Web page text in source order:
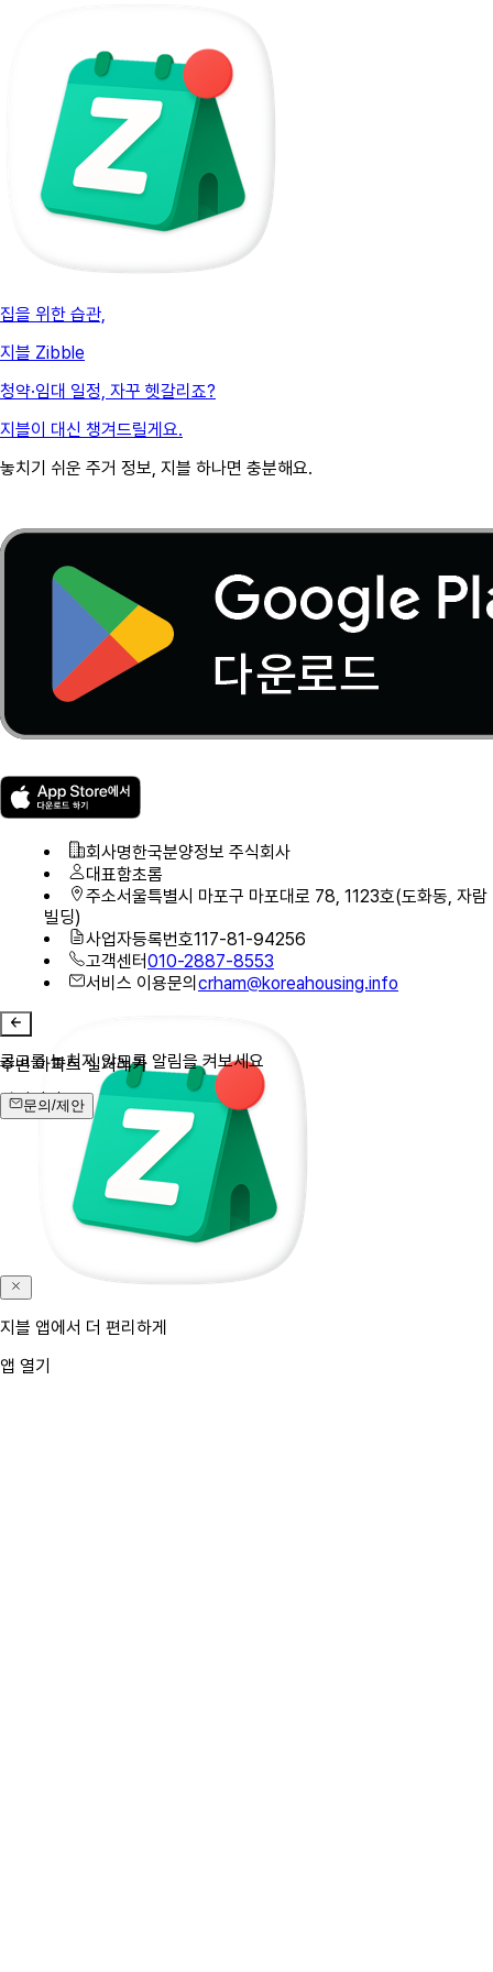
집을 위한 습관,
지블 Zibble
청약·임대 일정, 자꾸 헷갈리죠?
지블이 대신 챙겨드릴게요.
놓치기 쉬운 주거 정보, 지블 하나면 충분해요.
회사명한국분양정보 주식회사
대표함초롬
주소서울특별시 마포구 마포대로 78, 1123호(도화동, 자람
빌딩)
사업자등록번호117-81-94256
고객센터010-2887-8553
서비스 이용문의 crham@koreahousing.info
지블 앱에서 더 편리하게
앱 열기
공고를 놓치지 않도록 알림을 켜보세요
알림켜기
주변 아파트 실거래가
문의/제안